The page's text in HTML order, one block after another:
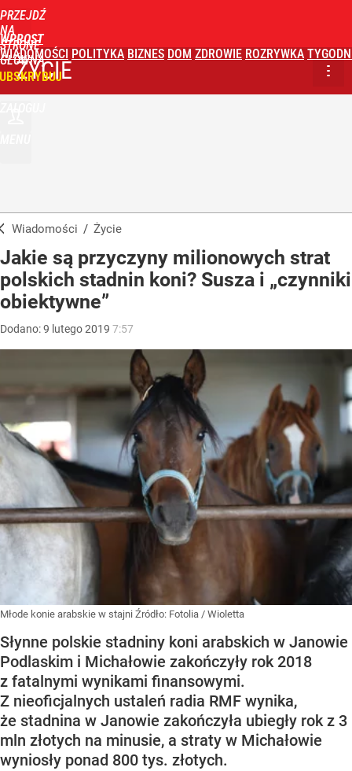
PRZEJDŹ
NA
STRONĘ
GŁÓWNĄ
WPROST
WIADOMOŚCI POLITYKA BIZNES DOM ZDROWIE ROZRYWKA
ŻYCIE
Wiadomości / Życie
Jakie są przyczyny milionowych strat
polskich stadnin koni? Susza i „czynniki
obiektywne”
Dodano:9 lutego2019 7:57
Młode konie arabskie w stajni Źródło: Fotolia / Wioletta
Słynne polskie stadniny koni arabskich w Janowie
Podlaskim i Michałowie zakończyły rok 2018
z fatalnymi wynikami finansowymi.
Z nieoficjalnych ustaleń radia RMF wynika,
że stadnina w Janowie zakończyła ubiegły rok z 3
mln złotych na minusie, a straty w Michałowie
wyniosły ponad 800 tys. złotych.